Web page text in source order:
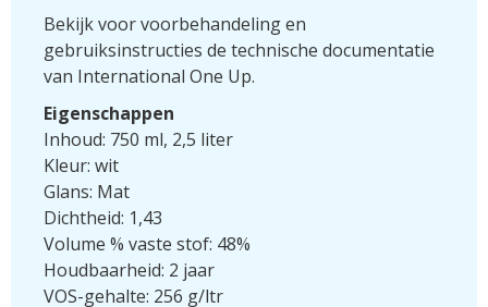
Bekijk voor voorbehandeling en
gebruiksinstructies de technische documentatie
van International One Up.
Eigenschappen
Inhoud: 750 ml, 2,5 liter
Kleur: wit
Glans: Mat
Dichtheid: 1,43
Volume % vaste stof: 48%
Houdbaarheid: 2 jaar
VOS-gehalte: 256 g/ltr